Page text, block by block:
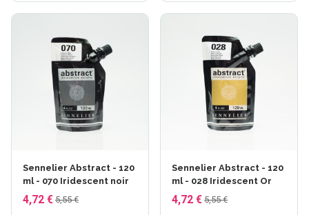
Sennelier Abstract - 120
ml - 070 Iridescent noir
4,72 € 5,55 €
Sennelier Abstract - 120
ml - 028 Iridescent Or
4,72 € 5,55 €